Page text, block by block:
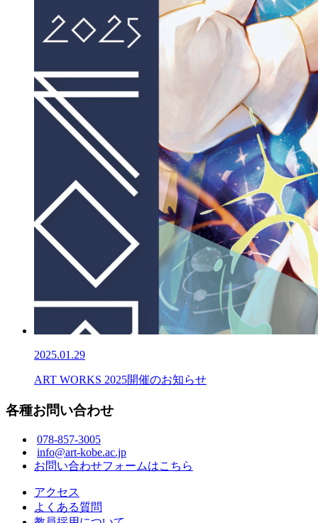
2025.01.29
ART WORKS 2025開催のお知らせ
各種お問い合わせ
078-857-3005
info@art-kobe.ac.jp
お問い合わせフォームはこちら
アクセス
よくある質問